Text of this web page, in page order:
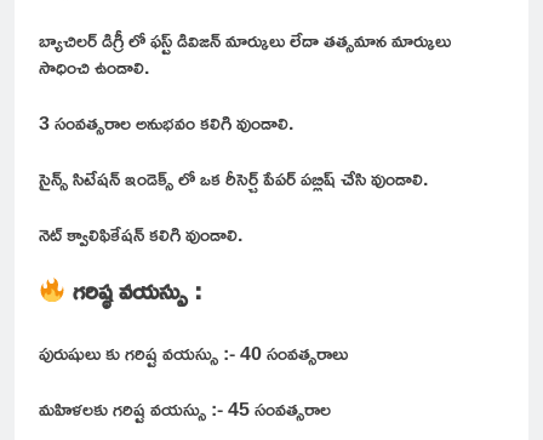
బ్యాచిలర్ డిగ్రీ లో ఫస్ట్ డివిజన్ మార్కులు లేదా తత్సమాన మార్కులు
సాధించి ఉండాలి.
3 సంవత్సరాల అనుభవం కలిగి వుండాలి.
సైన్స్ సిటేషన్ ఇండెక్స్ లో ఒక రీసెర్చ్ పేపర్ పబ్లిష్ చేసి వుండాలి.
నెట్ క్వాలిఫికేషన్ కలిగి వుండాలి.
గరిష్ఠ వయస్సు :
పురుషులు కు గరిష్ట వయస్సు :- 40 సంవత్సరాలు
మహిళలకు గరిష్ట వయస్సు :- 45 సంవత్సరాల